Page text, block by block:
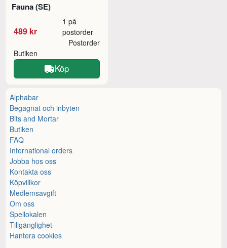
Fauna (SE)
489 kr
1 på
postorder
Butiken
Postorder
Köp
Alphabar
Begagnat och inbyten
Bits and Mortar
Butiken
FAQ
International orders
Jobba hos oss
Kontakta oss
Köpvillkor
Medlemsavgift
Om oss
Spellokalen
Tillgänglighet
Hantera cookies